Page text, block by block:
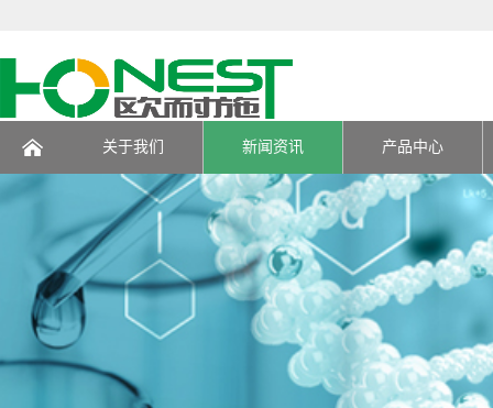
关于我们 新闻资讯 产品中心